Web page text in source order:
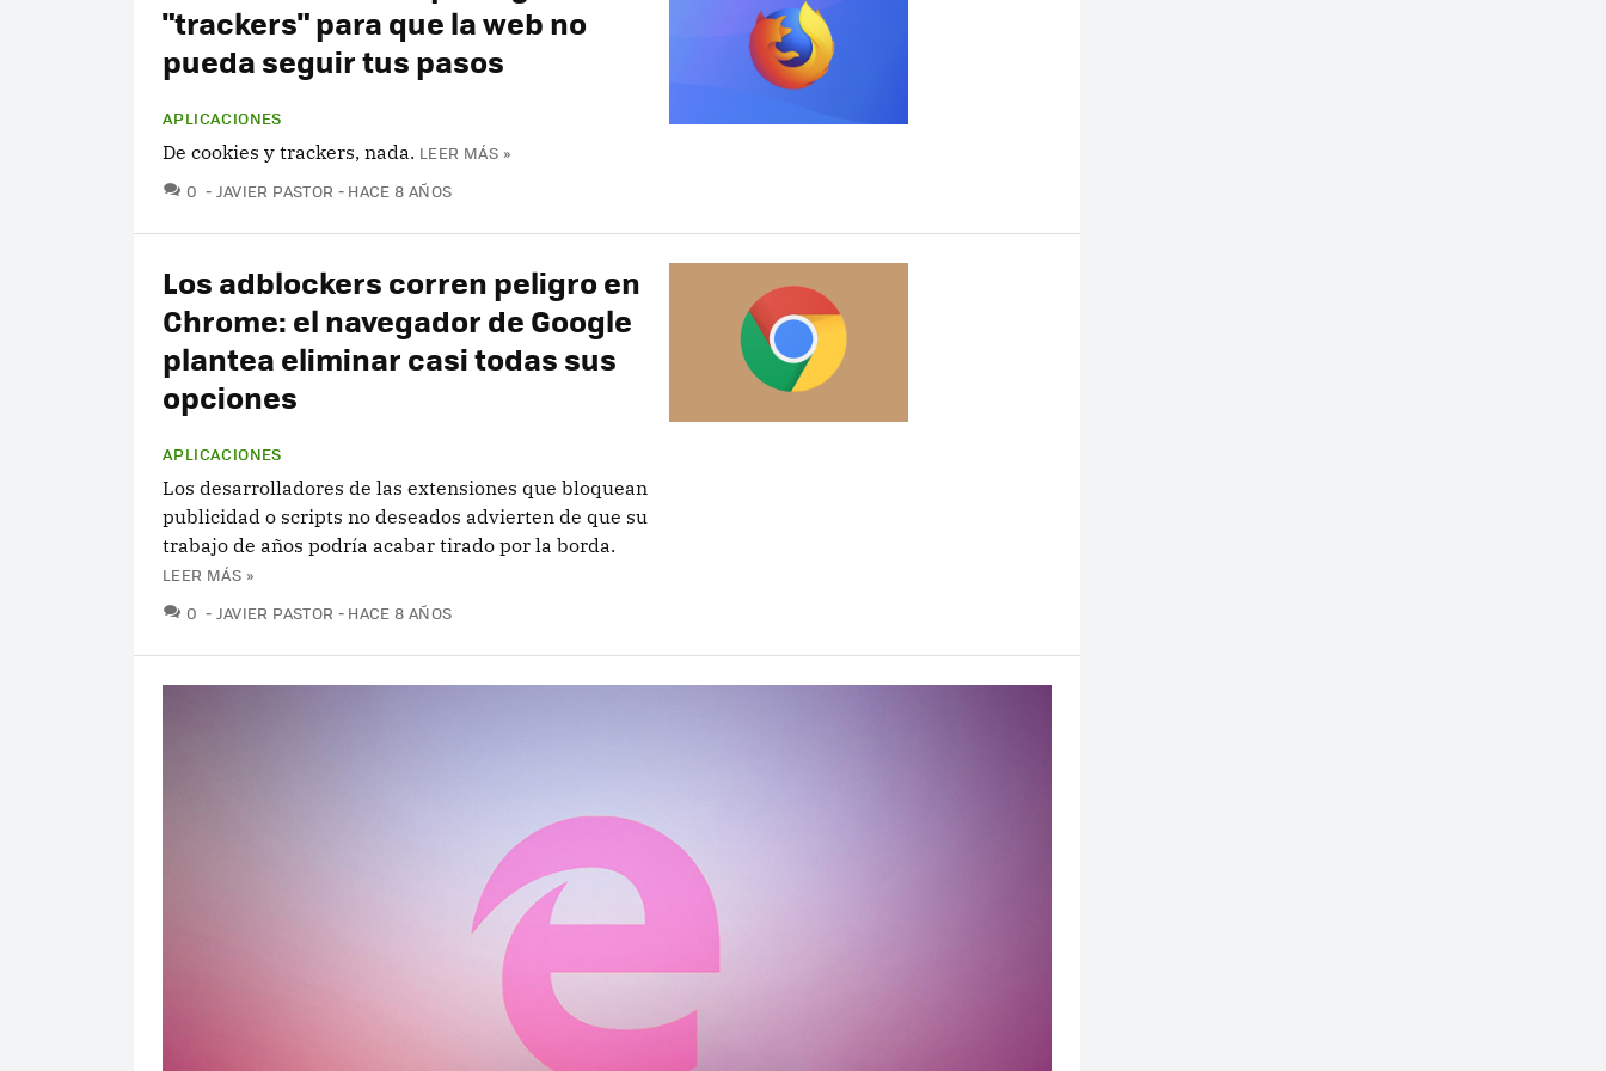
"trackers" para que la web no
pueda seguir tus pasos
APLICACIONES
De cookies y trackers, nada. LEER MÁS »
0 COMENTARIOS
JAVIER PASTOR HACE 8 AÑOS
Los adblockers corren peligro en
Chrome: el navegador de Google
plantea eliminar casi todas sus
opciones
APLICACIONES
Los desarrolladores de las extensiones que bloquean
publicidad o scripts no deseados advierten de que su
trabajo de años podría acabar tirado por la borda.
LEER MÁS »
0 COMENTARIOS
JAVIER PASTOR HACE 8 AÑOS